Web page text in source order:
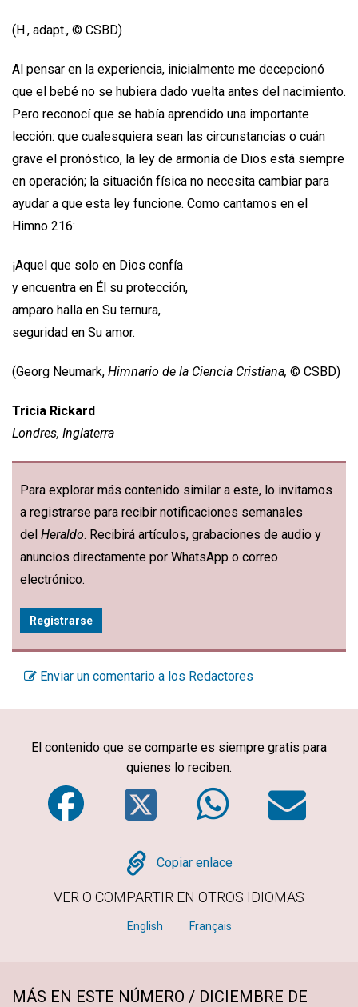
(H., adapt., © CSBD)
Al pensar en la experiencia, inicialmente me decepcionó
que el bebé no se hubiera dado vuelta antes del nacimiento.
Pero reconocí que se había aprendido una importante
lección: que cualesquiera sean las circunstancias o cuán
grave el pronóstico, la ley de armonía de Dios está siempre
en operación; la situación física no necesita cambiar para
ayudar a que esta ley funcione. Como cantamos en el
Himno 216:
¡Aquel que solo en Dios confía
y encuentra en Él su protección,
amparo halla en Su ternura,
seguridad en Su amor.
(Georg Neumark, Himnario de la Ciencia Cristiana, © CSBD)
Tricia Rickard
Londres, Inglaterra
Para explorar más contenido similar a este, lo invitamos
a registrarse para recibir notificaciones semanales
del Heraldo. Recibirá artículos, grabaciones de audio y
anuncios directamente por WhatsApp o correo
electrónico.
Registrarse
Enviar un comentario a los Redactores
El contenido que se comparte es siempre gratis para
quienes lo reciben.
Facebook
Twitter
Copy
Copiar enlace
VER O COMPARTIR EN OTROS IDIOMAS
English Français
MÁS EN ESTE NÚMERO / DICIEMBRE DE